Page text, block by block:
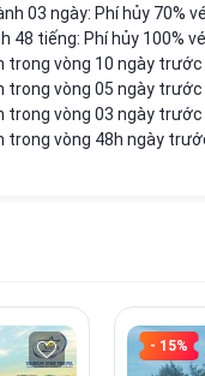
03 ngày: Phí hủy 70%
48 tiếng: Phí hủy 100%
trong vòng 10 ngày
trong vòng 05 ngày
trong vòng 03 ngày
trong vòng 48h ngày
- 15%